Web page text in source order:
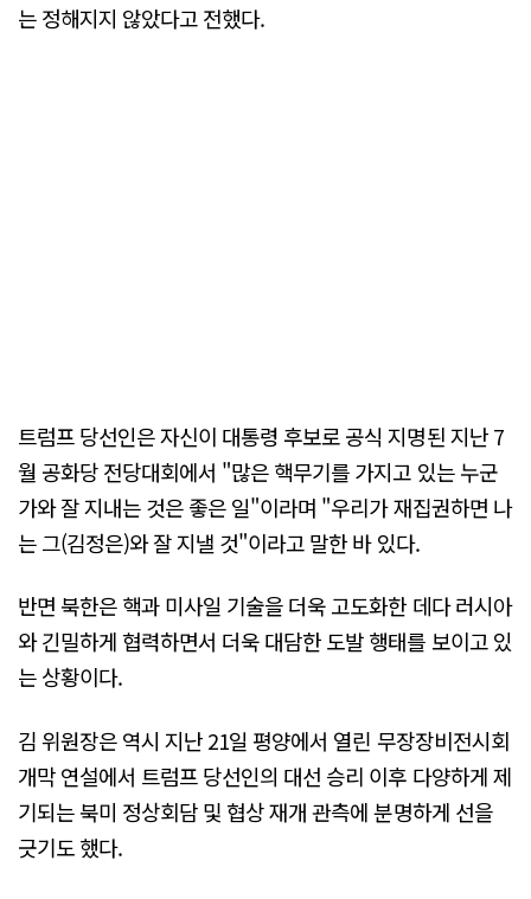
는 정해지지 않았다고 전했다.
트럼프 당선인은 자신이 대통령 후보로 공식 지명된 지난 7
월 공화당 전당대회에서 "많은 핵무기를 가지고 있는 누군
가와 잘 지내는 것은 좋은 일"이라며 "우리가 재집권하면 나
는 그(김정은)와 잘 지낼 것"이라고 말한 바 있다.
반면 북한은 핵과 미사일 기술을 더욱 고도화한 데다 러시아
와 긴밀하게 협력하면서 더욱 대담한 도발 행태를 보이고 있
는 상황이다.
김 위원장은 역시 지난 21일 평양에서 열린 무장장비전시회
개막 연설에서 트럼프 당선인의 대선 승리 이후 다양하게 제
기되는 북미 정상회담 및 협상 재개 관측에 분명하게 선을
긋기도 했다.